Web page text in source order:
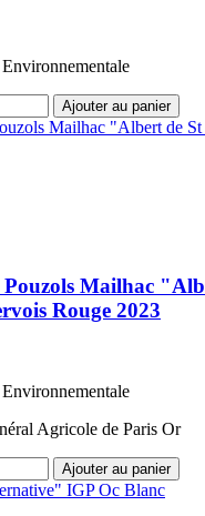
Ajouter au panier
Pouzols Mailhac
Rouge 2023
Ajouter au panier